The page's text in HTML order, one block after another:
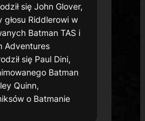
się John Glover,
Riddlerowi w
Batman TAS i
Adventures
się Paul Dini,
Batman
Quinn,
o Batmanie